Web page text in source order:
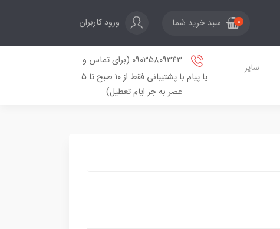
0 سبد خرید شما ورود کاربران
سایر
09035809343 (برای تماس و
یا پیام با پشتیبانی فقط از 10 صبح تا 5
عصر به جز ایام تعطیل)